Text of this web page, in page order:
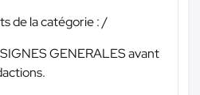
de la catégorie : /
GENERALES avant